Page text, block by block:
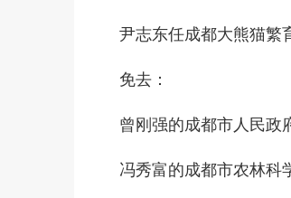
尹志东任成都大熊猫繁
免去：
曾刚强的成都市人民政
冯秀富的成都市农林科